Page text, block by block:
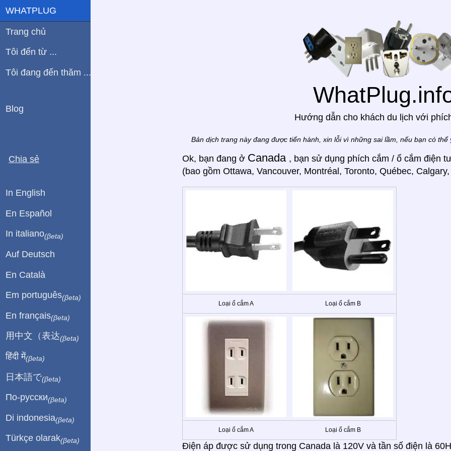
Hướng dẫn cho khách du lịch với
Bản dịch trang này đang được tiến hành, xin lỗi vì những sai lầm, nếu bạn có thể
Ok, bạn đang ở Canada , bạn sử dụng phích cắm / ổ cắm điện
(bao gồm Ottawa, Vancouver, Montréal, Toronto, Québec,
Loại ổ cắm A Loại ổ cắm B
Loại ổ cắm A Loại ổ cắm B
Điện áp được sử dụng trong Canada là 120V và tần số điện là
WHATPLUG
Trang chủ
Tôi đến từ ...
Tôi đang đến thăm ...
Blog
Chia sẻ
In English
En Español
In italiano(βeta)
Auf Deutsch
En Català
Em português(βeta)
En français(βeta)
用中文（表达(βeta)
हिंदी में(βeta)
日本語で(βeta)
По-русски(βeta)
Di indonesia(βeta)
Türkçe olarak(βeta)